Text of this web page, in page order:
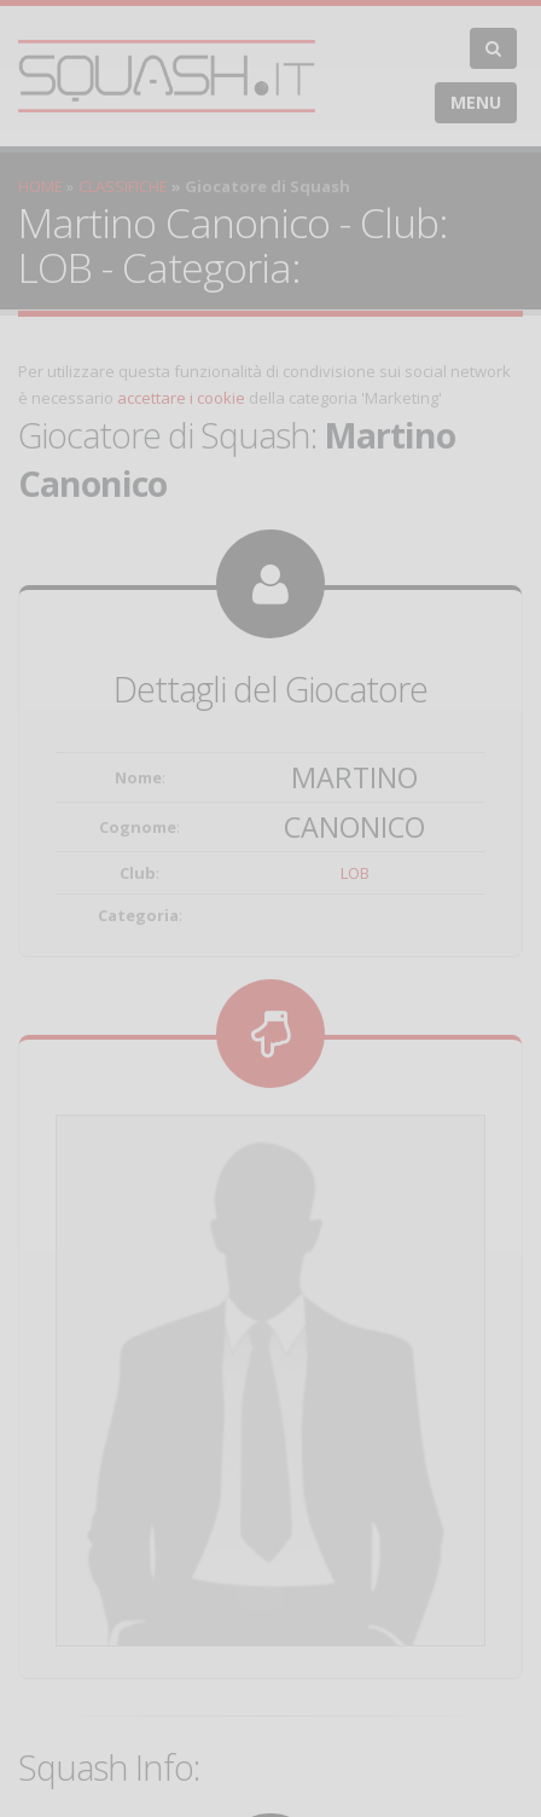
MENU
HOME CLASSIFICHE Giocatore di Squash
Martino Canonico - Club:
LOB - Categoria:
Per utilizzare questa funzionalità di condivisione sui social network
è necessario accettare i cookie della categoria 'Marketing'
Giocatore di Squash: Martino
Canonico
Dettagli del Giocatore
Nome: MARTINO
Cognome: CANONICO
Club:
LOB
Categoria:
Squash Info: